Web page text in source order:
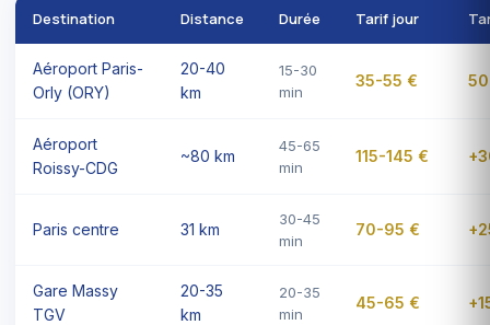
Destination Distance Durée Tarif jour
Aéroport Paris-
Orly (ORY)
20-40
km
15-30
min
35-55 €
Aéroport
Roissy-CDG
~80 km
45-65
min
115-145 €
Paris centre 31 km
30-45
min
70-95 €
Gare Massy
TGV
20-35
km
20-35
min
45-65 €